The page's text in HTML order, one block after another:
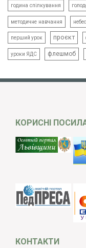
година спілкування
методичне навчання
перший урок проєкт
уроки ЯДС флешмоб
КОРИСНІ
КОНТАКТИ